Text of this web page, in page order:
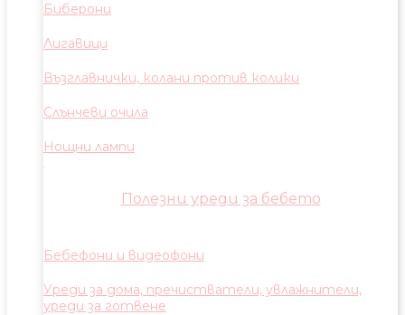
Биберони
Лигавици
Възглавнички, колани против колики
Слънчеви очила
Нощни лампи
Полезни уреди за бебето
Бебефони и видеофони
Уреди за дома, пречистватели, увлажнители,
уреди за готвене